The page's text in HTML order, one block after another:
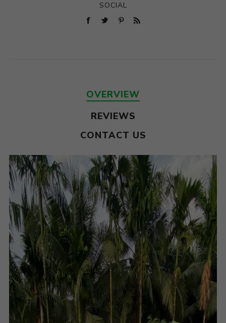
SOCIAL
OVERVIEW
REVIEWS
CONTACT US